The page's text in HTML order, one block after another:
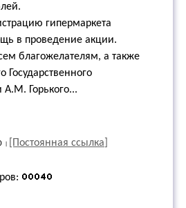
гипермаркета
в проведение акции.
благожелателям, а также
Государственного
А.М. Горького...
[Постоянная ссылка]